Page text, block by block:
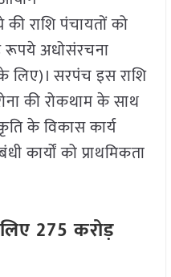
राशि पंचायतों को
रूपये अधोसंरचना
लिए)। सरपंच इस राशि
की रोकथाम के साथ
के विकास कार्य
कार्यों को प्राथमिकता
275 करोड़